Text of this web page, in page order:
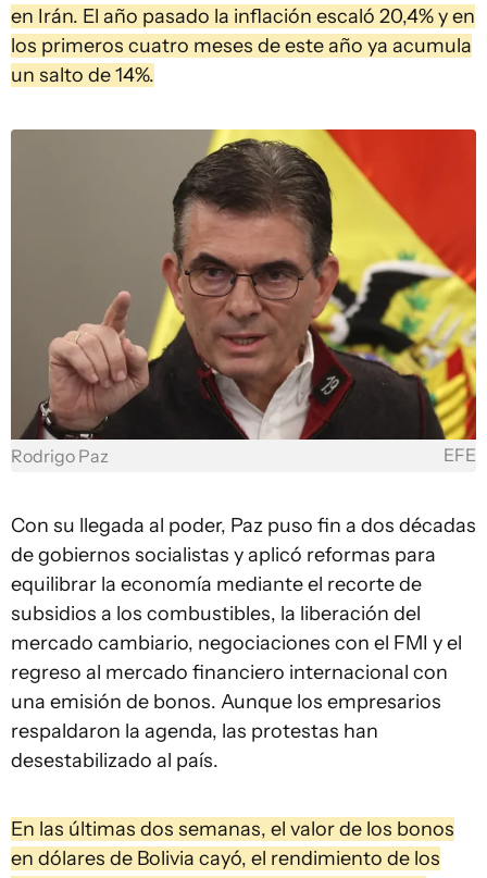
en Irán. El año pasado la inflación escaló 20,4% y en
los primeros cuatro meses de este año ya acumula
un salto de 14%.
Rodrigo Paz EFE
Con su llegada al poder, Paz puso fin a dos décadas
de gobiernos socialistas y aplicó reformas para
equilibrar la economía mediante el recorte de
subsidios a los combustibles, la liberación del
mercado cambiario, negociaciones con el FMI y el
regreso al mercado financiero internacional con
una emisión de bonos. Aunque los empresarios
respaldaron la agenda, las protestas han
desestabilizado al país.
En las últimas dos semanas, el valor de los bonos
en dólares de Bolivia cayó, el rendimiento de los